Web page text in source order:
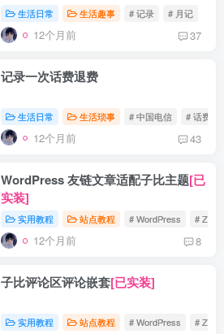
生活日常 生活趣事 # 记录 # 月记
12个月前 37
记录一次话费退费
生活日常 生活琐事 # 中国电信 # 话费
12个月前 43
WordPress 友链文章适配子比主题[已
实装]
实用教程 站点教程 # WordPress # Zibll
12个月前 8
子比评论区评论嵌套[已实装]
实用教程 站点教程 # WordPress # Zibll